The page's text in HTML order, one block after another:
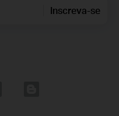
Inscreva-se